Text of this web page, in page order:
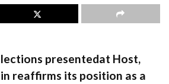
presentedat Host,
reaffirms its position as a